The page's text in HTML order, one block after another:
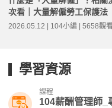
次看｜大量解僱勞工保護法
2026.05.12 | 104小編 | 5658觀
學習資源
課程
104薪酬管理師